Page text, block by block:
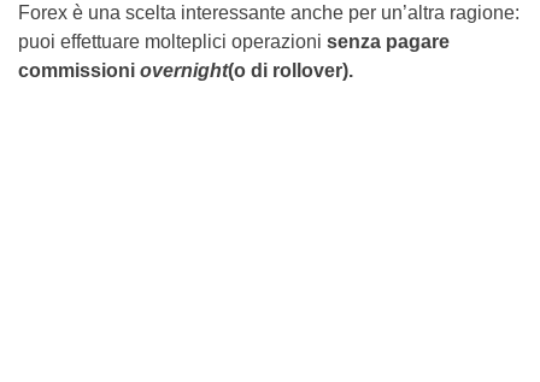
Forex è una scelta interessante anche per un’altra ragione:
puoi effettuare molteplici operazioni senza pagare
commissioni overnight(o di rollover).